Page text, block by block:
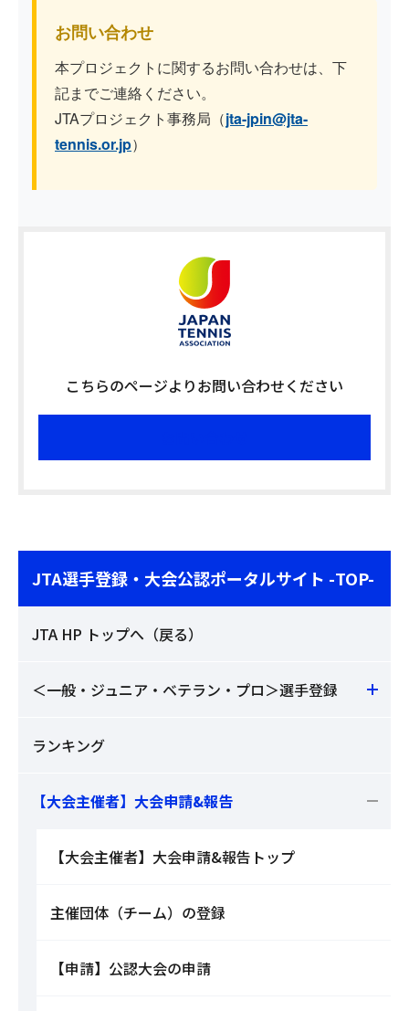
お問い合わせ
本プロジェクトに関するお問い合わせは、下
記までご連絡ください。
JTAプロジェクト事務局（jta-jpin@jta-
tennis.or.jp）
こちらのページよりお問い合わせください
JTA選手登録・大会公認ポータルサイト -TOP-
JTA HP トップへ（戻る）
＜一般・ジュニア・ベテラン・プロ＞選手登録
ランキング
【大会主催者】大会申請&報告
【大会主催者】大会申請&報告トップ
主催団体（チーム）の登録
【申請】公認大会の申請